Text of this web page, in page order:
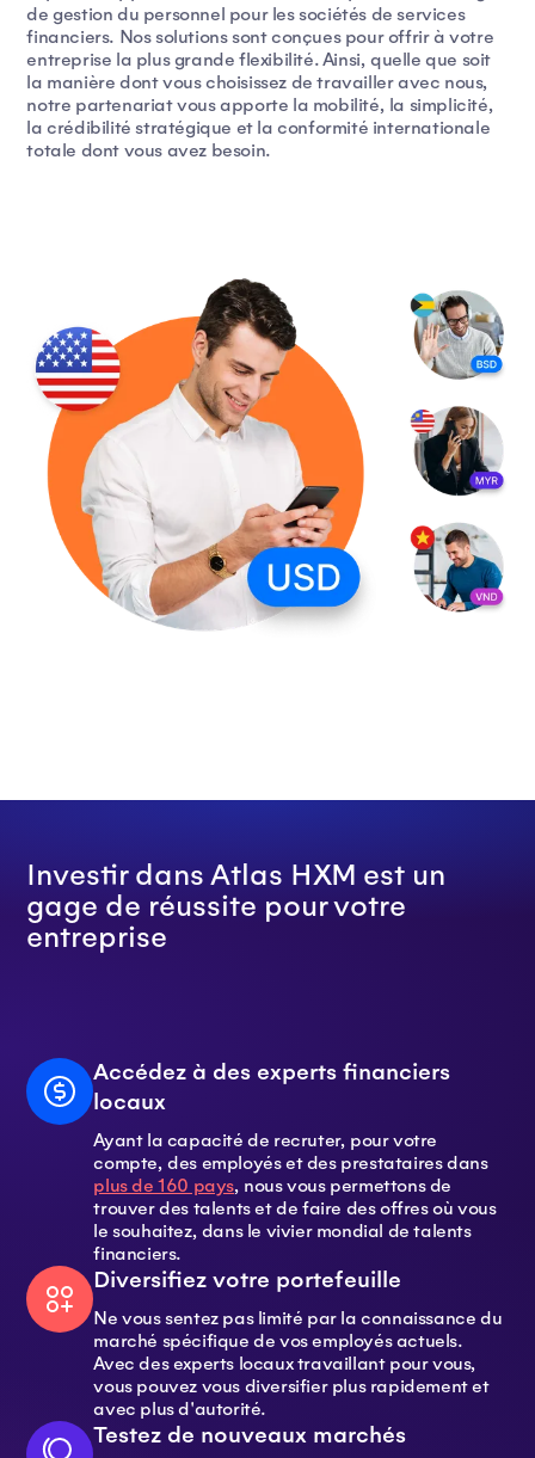
de gestion du personnel pour les sociétés de services
financiers. Nos solutions sont conçues pour offrir à votre
entreprise la plus grande flexibilité. Ainsi, quelle que soit
la manière dont vous choisissez de travailler avec nous,
notre partenariat vous apporte la mobilité, la simplicité,
la crédibilité stratégique et la conformité internationale
totale dont vous avez besoin.
Investir dans Atlas HXM est un
gage de réussite pour votre
entreprise
Accédez à des experts financiers
locaux
Ayant la capacité de recruter, pour votre
compte, des employés et des prestataires dans
plus de 160 pays, nous vous permettons de
trouver des talents et de faire des offres où vous
le souhaitez, dans le vivier mondial de talents
financiers.
Testez de nouveaux marchés
Diversifiez votre portefeuille
Ne vous sentez pas limité par la connaissance du
marché spécifique de vos employés actuels.
Avec des experts locaux travaillant pour vous,
vous pouvez vous diversifier plus rapidement et
avec plus d'autorité.